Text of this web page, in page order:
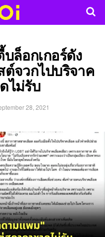
ล็อกเกอร์ดัง
จวกไปบริจาค
ไม่รับ
28, 2021